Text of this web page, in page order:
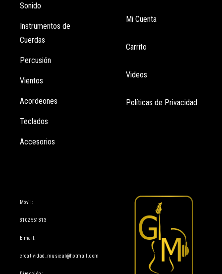
Sonido
Instrumentos de
Cuerdas
Percusión
Vientos
Acordeones
Teclados
Accesorios
Mi Cuenta
Carrito
Videos
Políticas de Privacidad
Móvil:
3102551313
E-mail:
creatividad_musical@hotmail.com